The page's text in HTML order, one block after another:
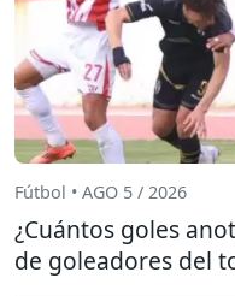
Fútbol • AGO 5 / 2026
¿Cuántos goles
de goleadores del